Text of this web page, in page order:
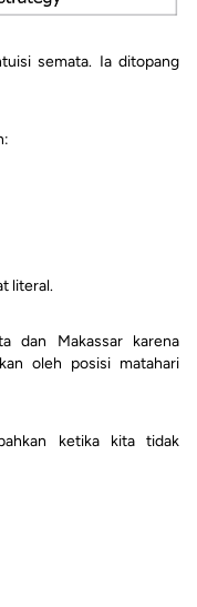
semata. Ia ditopang
literal.
dan Makassar karena
oleh posisi matahari
ketika kita tidak